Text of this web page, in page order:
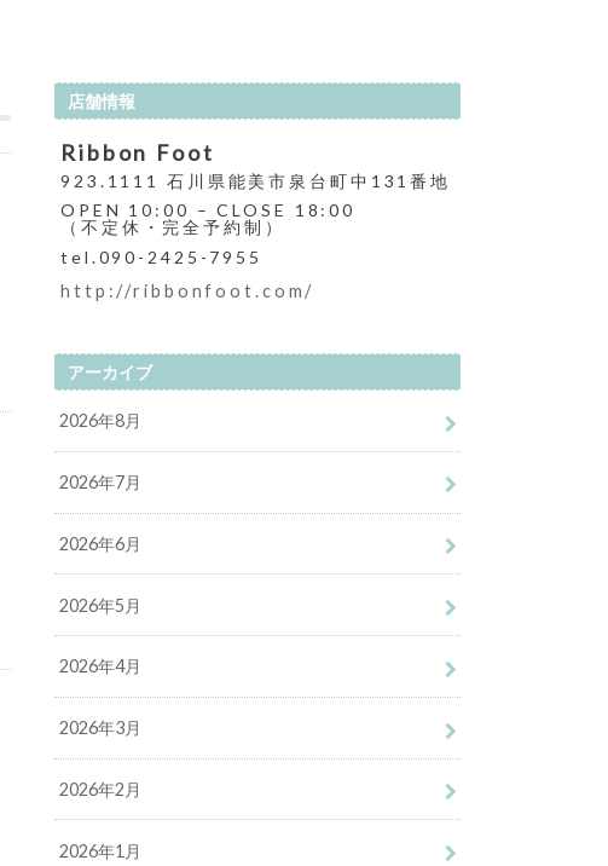
店舗情報
Ribbon Foot
923.1111 石川県能美市泉台町中131番地
OPEN 10:00 – CLOSE 18:00
（不定休・完全予約制）
tel.090-2425-7955
http://ribbonfoot.com/
アーカイブ
2026年8月
2026年7月
2026年6月
2026年5月
2026年4月
2026年3月
2026年2月
2026年1月